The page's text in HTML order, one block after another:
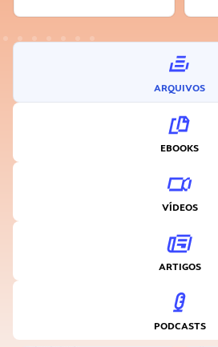
ARQUIVOS
EBOOKS
VÍDEOS
ARTIGOS
PODCASTS